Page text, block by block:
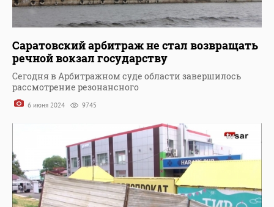
Саратовский арбитраж не стал возвращать
речной вокзал государству
Сегодня в Арбитражном суде области завершилось
рассмотрение резонансного
6 июня 2024 9745